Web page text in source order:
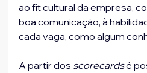
ao fit cultural da empresa,
boa comunicação, à
cada vaga, como algum
A partir dos scorecards é